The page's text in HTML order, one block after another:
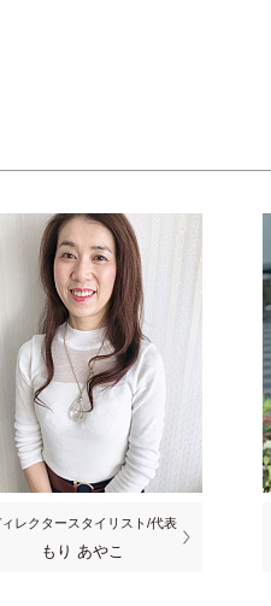
レクタースタイリスト/代表
もり あやこ